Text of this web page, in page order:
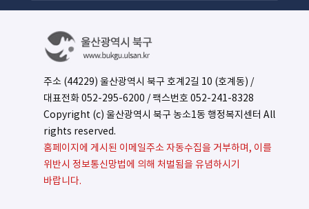
주소 (44229) 울산광역시 북구 호계2길 10 (호계동) /
대표전화052-295-6200 / 팩스번호 052-241-8328
Copyright (c) 울산광역시 북구 농소1동 행정복지센터 All
rights reserved.
홈페이지에 게시된 이메일주소 자동수집을 거부하며, 이를
위반시 정보통신망법에 의해 처벌됨을 유념하시기
바랍니다.